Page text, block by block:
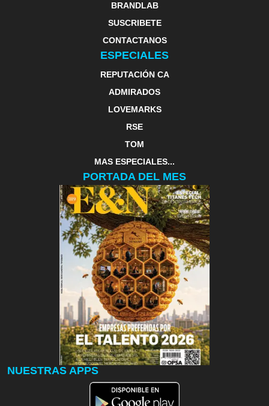
BRANDLAB
SUSCRIBETE
CONTACTANOS
ESPECIALES
REPUTACIÓN CA
ADMIRADOS
LOVEMARKS
RSE
TOM
MAS ESPECIALES...
PORTADA DEL MES
NUESTRAS APPS